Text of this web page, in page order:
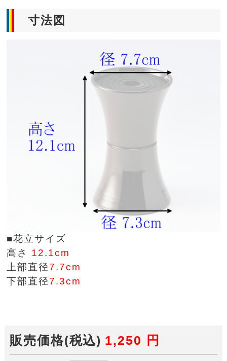
寸法図
■花立サイズ
高さ 12.1cm
上部直径7.7cm
下部直径7.3cm
販売価格(税込) 1,250 円